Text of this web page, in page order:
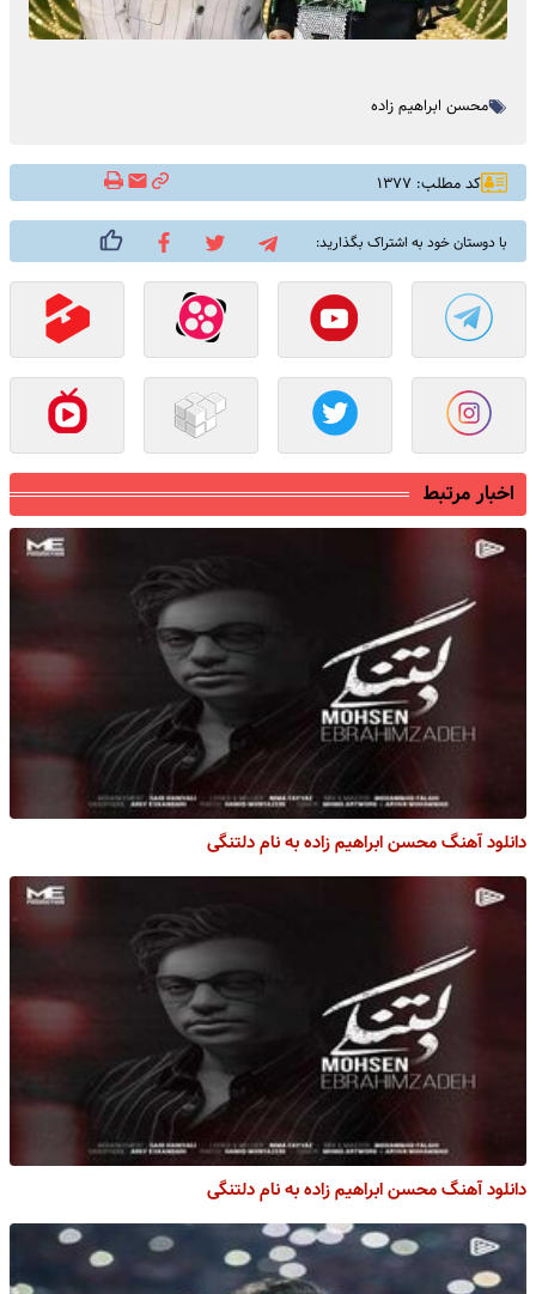
محسن ابراهیم زاده
کد مطلب: ۱۳۷۷
با دوستان خود به اشتراک بگذارید:
اخبار مرتبط
دانلود آهنگ محسن ابراهیم زاده به نام دلتنگی
دانلود آهنگ محسن ابراهیم زاده به نام دلتنگی